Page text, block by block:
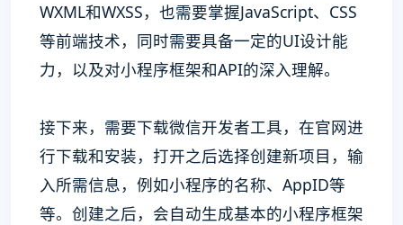
WXML和WXSS，也需要掌握JavaScript、CSS
等前端技术，同时需要具备一定的UI设计能
力，以及对小程序框架和API的深入理解。
接下来，需要下载微信开发者工具，在官网进
行下载和安装，打开之后选择创建新项目，输
入所需信息，例如小程序的名称、AppID等
等。创建之后，会自动生成基本的小程序框架